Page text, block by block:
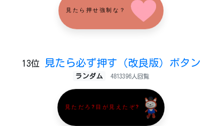
見たら押せ強制な？
13位 見たら必ず押す（改良版）ボタン
ランダム 4813396人回覧
見ただろ?目が見えたぞ?